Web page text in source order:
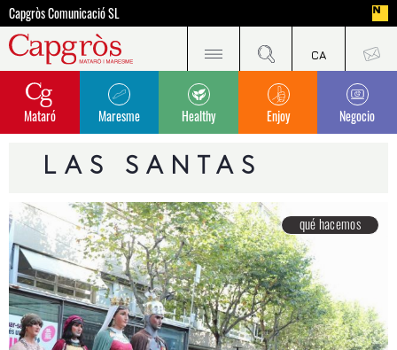
Capgròs Comunicació SL
Mataró Maresme Healthy Enjoy Negocio
LAS SANTAS
qué hacemos